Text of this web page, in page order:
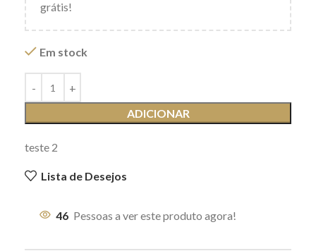
grátis!
Em stock
ADICIONAR
teste 2
Lista de Desejos
46 Pessoas a ver este produto agora!